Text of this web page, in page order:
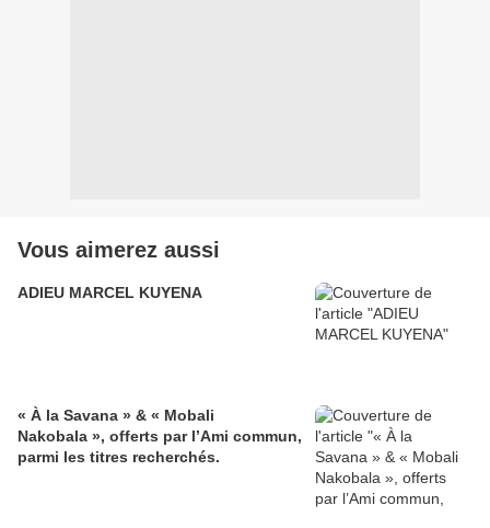
Vous aimerez aussi
ADIEU MARCEL KUYENA
« À la Savana » & « Mobali
Nakobala », offerts par l’Ami commun,
parmi les titres recherchés.